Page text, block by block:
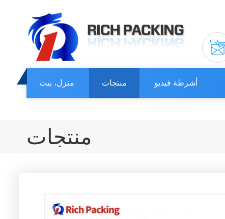
منزل، بيت منتجات أشرطة فيديو
منتجات